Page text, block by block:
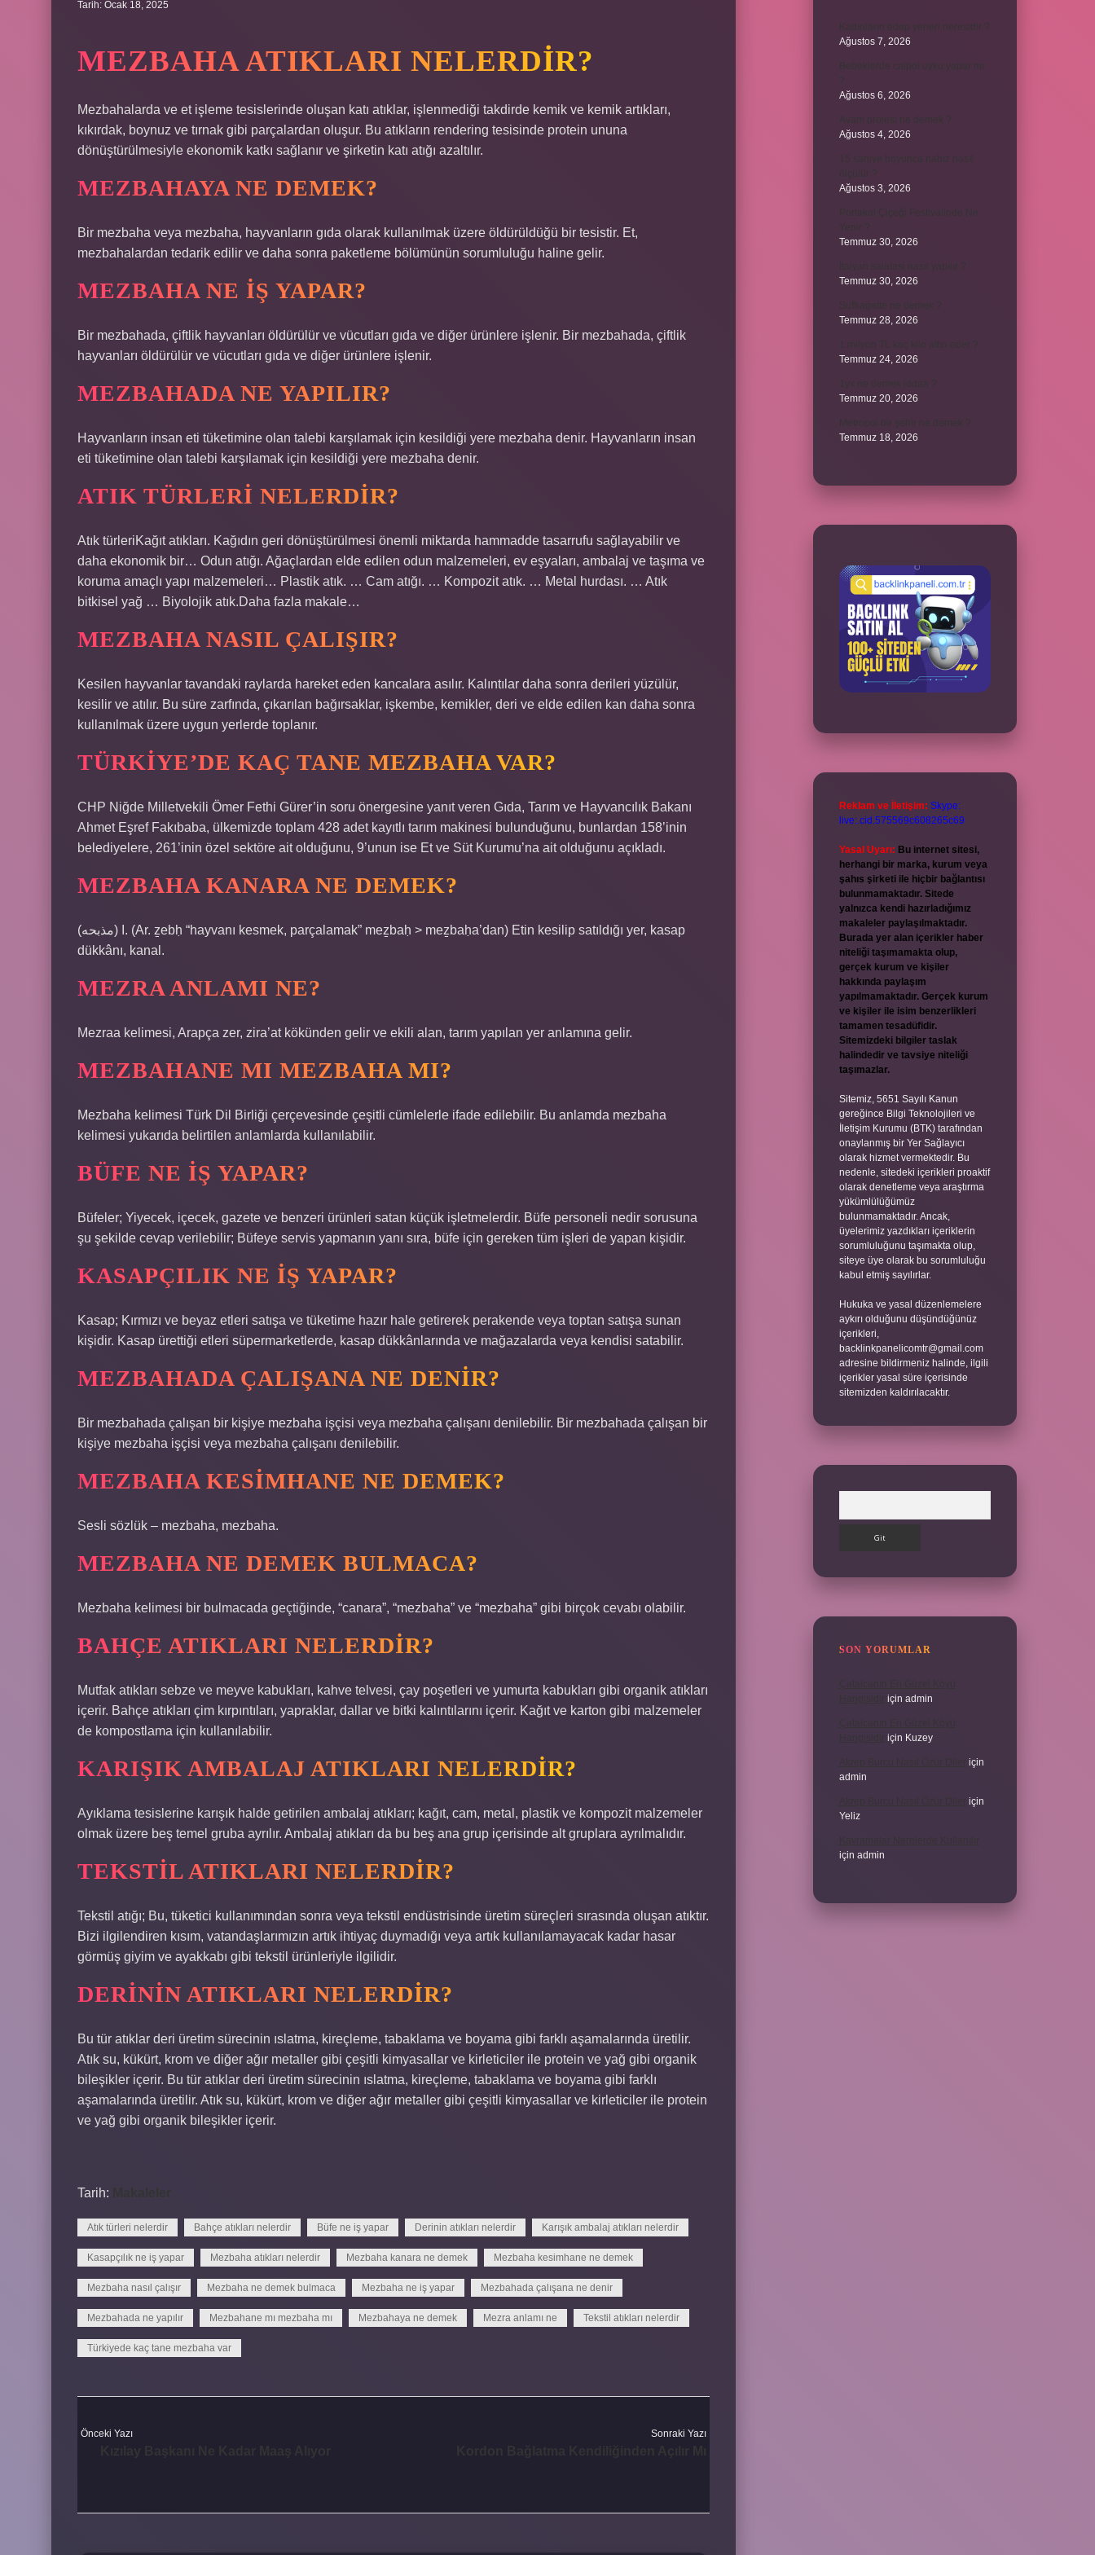
Tarih: Ocak 18, 2025
MEZBAHA ATIKLARI NELERDIR?
Mezbahalarda ve et işleme tesislerinde oluşan katı atıklar, işlenmediği takdirde kemik ve kemik artıkları,
kıkırdak, boynuz ve tırnak gibi parçalardan oluşur. Bu atıkların rendering tesisinde protein ununa
dönüştürülmesiyle ekonomik katkı sağlanır ve şirketin katı atığı azaltılır.
MEZBAHAYA NE DEMEK?
Bir mezbaha veya mezbaha, hayvanların gıda olarak kullanılmak üzere öldürüldüğü bir tesistir. Et,
mezbahalardan tedarik edilir ve daha sonra paketleme bölümünün sorumluluğu haline gelir.
MEZBAHA NE IŞ YAPAR?
Bir mezbahada, çiftlik hayvanları öldürülür ve vücutları gıda ve diğer ürünlere işlenir. Bir mezbahada, çiftlik
hayvanları öldürülür ve vücutları gıda ve diğer ürünlere işlenir.
MEZBAHADA NE YAPILIR?
Hayvanların insan eti tüketimine olan talebi karşılamak için kesildiği yere mezbaha denir. Hayvanların insan
eti tüketimine olan talebi karşılamak için kesildiği yere mezbaha denir.
ATIK TÜRLERI NELERDIR?
Atık türleriKağıt atıkları. Kağıdın geri dönüştürülmesi önemli miktarda hammadde tasarrufu sağlayabilir ve
daha ekonomik bir… Odun atığı. Ağaçlardan elde edilen odun malzemeleri, ev eşyaları, ambalaj ve taşıma ve
koruma amaçlı yapı malzemeleri… Plastik atık. … Cam atığı. … Kompozit atık. … Metal hurdası. … Atık
bitkisel yağ … Biyolojik atık.Daha fazla makale…
MEZBAHA NASIL ÇALIŞIR?
Kesilen hayvanlar tavandaki raylarda hareket eden kancalara asılır. Kalıntılar daha sonra derileri yüzülür,
kesilir ve atılır. Bu süre zarfında, çıkarılan bağırsaklar, işkembe, kemikler, deri ve elde edilen kan daha sonra
kullanılmak üzere uygun yerlerde toplanır.
TÜRKIYE’DE KAÇ TANE MEZBAHA VAR?
CHP Niğde Milletvekili Ömer Fethi Gürer’in soru önergesine yanıt veren Gıda, Tarım ve Hayvancılık Bakanı
Ahmet Eşref Fakıbaba, ülkemizde toplam 428 adet kayıtlı tarım makinesi bulunduğunu, bunlardan 158’inin
belediyelere, 261’inin özel sektöre ait olduğunu, 9’unun ise Et ve Süt Kurumu’na ait olduğunu açıkladı.
MEZBAHA KANARA NE DEMEK?
(ﻣﺬﺑﺤﻪ) I. (Ar. ẕebḥ “hayvanı kesmek, parçalamak” meẕbaḥ > meẕbaḥa’dan) Etin kesilip satıldığı yer, kasap
dükkânı, kanal.
MEZRA ANLAMI NE?
Mezraa kelimesi, Arapça zer, zira’at kökünden gelir ve ekili alan, tarım yapılan yer anlamına gelir.
MEZBAHANE MI MEZBAHA MI?
Mezbaha kelimesi Türk Dil Birliği çerçevesinde çeşitli cümlelerle ifade edilebilir. Bu anlamda mezbaha
kelimesi yukarıda belirtilen anlamlarda kullanılabilir.
BÜFE NE IŞ YAPAR?
Büfeler; Yiyecek, içecek, gazete ve benzeri ürünleri satan küçük işletmelerdir. Büfe personeli nedir sorusuna
şu şekilde cevap verilebilir; Büfeye servis yapmanın yanı sıra, büfe için gereken tüm işleri de yapan kişidir.
KASAPÇILIK NE IŞ YAPAR?
Kasap; Kırmızı ve beyaz etleri satışa ve tüketime hazır hale getirerek perakende veya toptan satışa sunan
kişidir. Kasap ürettiği etleri süpermarketlerde, kasap dükkânlarında ve mağazalarda veya kendisi satabilir.
MEZBAHADA ÇALIŞANA NE DENIR?
Bir mezbahada çalışan bir kişiye mezbaha işçisi veya mezbaha çalışanı denilebilir. Bir mezbahada çalışan bir
kişiye mezbaha işçisi veya mezbaha çalışanı denilebilir.
MEZBAHA KESIMHANE NE DEMEK?
Sesli sözlük – mezbaha, mezbaha.
MEZBAHA NE DEMEK BULMACA?
Mezbaha kelimesi bir bulmacada geçtiğinde, “canara”, “mezbaha” ve “mezbaha” gibi birçok cevabı olabilir.
BAHÇE ATIKLARI NELERDIR?
Mutfak atıkları sebze ve meyve kabukları, kahve telvesi, çay poşetleri ve yumurta kabukları gibi organik atıkları
içerir. Bahçe atıkları çim kırpıntıları, yapraklar, dallar ve bitki kalıntılarını içerir. Kağıt ve karton gibi malzemeler
de kompostlama için kullanılabilir.
KARIŞIK AMBALAJ ATIKLARI NELERDIR?
Ayıklama tesislerine karışık halde getirilen ambalaj atıkları; kağıt, cam, metal, plastik ve kompozit malzemeler
olmak üzere beş temel gruba ayrılır. Ambalaj atıkları da bu beş ana grup içerisinde alt gruplara ayrılmalıdır.
TEKSTIL ATIKLARI NELERDIR?
Tekstil atığı; Bu, tüketici kullanımından sonra veya tekstil endüstrisinde üretim süreçleri sırasında oluşan atıktır.
Bizi ilgilendiren kısım, vatandaşlarımızın artık ihtiyaç duymadığı veya artık kullanılamayacak kadar hasar
görmüş giyim ve ayakkabı gibi tekstil ürünleriyle ilgilidir.
DERININ ATIKLARI NELERDIR?
Bu tür atıklar deri üretim sürecinin ıslatma, kireçleme, tabaklama ve boyama gibi farklı aşamalarında üretilir.
Atık su, kükürt, krom ve diğer ağır metaller gibi çeşitli kimyasallar ve kirleticiler ile protein ve yağ gibi organik
bileşikler içerir. Bu tür atıklar deri üretim sürecinin ıslatma, kireçleme, tabaklama ve boyama gibi farklı
aşamalarında üretilir. Atık su, kükürt, krom ve diğer ağır metaller gibi çeşitli kimyasallar ve kirleticiler ile protein
ve yağ gibi organik bileşikler içerir.
Tarih: Makaleler
Atık türleri nelerdir Bahçe atıkları nelerdir Büfe ne iş yapar Derinin atıkları nelerdir Karışık ambalaj atıkları nelerdir
Kasapçılık ne iş yapar Mezbaha atıkları nelerdir Mezbaha kanara ne demek Mezbaha kesimhane ne demek
Mezbaha nasıl çalışır Mezbaha ne demek bulmaca Mezbaha ne iş yapar Mezbahada çalışana ne denir
Mezbahada ne yapılır Mezbahane mı mezbaha mı Mezbahaya ne demek Mezra anlamı ne Tekstil atıkları nelerdir
Türkiyede kaç tane mezbaha var
Önceki Yazı Sonraki Yazı
Kadınların edep yerleri neresidir ?
Ağustos 7, 2026
Bebeklerde calpol uyku yapar mı
Ağustos 6, 2026
Avam projesi ne demek ?
Ağustos 4, 2026
15 saniye boyunca nabız nasıl
Ağustos 3, 2026
Temmuz 30, 2026
İtalyan salatasi nasıl yapılır ?
Temmuz 30, 2026
Temmuz 28, 2026
Temmuz 24, 2026
Temmuz 20, 2026
Temmuz 18, 2026
Reklam ve İletişim: Skype:
live:.cid.575569c608265c69
Yasal Uyarı: Bu internet sitesi,
herhangi bir marka, kurum veya
şahıs şirketi ile hiçbir bağlantısı
bulunmamaktadır. Sitede
yalnızca kendi hazırladığımız
makaleler paylaşılmaktadır.
Burada yer alan içerikler haber
niteliği taşımamakta olup,
gerçek kurum ve kişiler
hakkında paylaşım
yapılmamaktadır. Gerçek kurum
ve kişiler ile isim benzerlikleri
tamamen tesadüfidir.
Sitemizdeki bilgiler taslak
halindedir ve tavsiye niteliği
taşımazlar.
Sitemiz, 5651 Sayılı Kanun
gereğince Bilgi Teknolojileri ve
İletişim Kurumu (BTK) tarafından
onaylanmış bir Yer Sağlayıcı
olarak hizmet vermektedir. Bu
nedenle, sitedeki içerikleri proaktif
olarak denetleme veya araştırma
yükümlülüğümüz
bulunmamaktadır. Ancak,
üyelerimiz yazdıkları içeriklerin
sorumluluğunu taşımakta olup,
siteye üye olarak bu sorumluluğu
kabul etmiş sayılırlar.
Hukuka ve yasal düzenlemelere
aykırı olduğunu düşündüğünüz
içerikleri,
backlinkpanelicomtr@gmail.com
adresine bildirmeniz halinde, ilgili
içerikler yasal süre içerisinde
sitemizden kaldırılacaktır.
SON YORUMLAR
için admin
için Kuzey
için
admin
için
Yeliz
için admin